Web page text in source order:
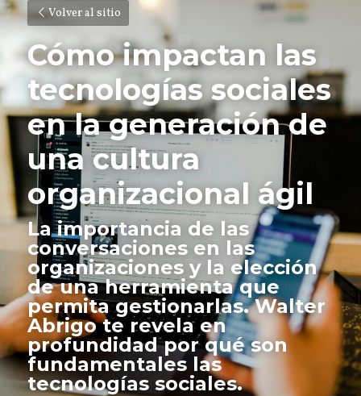
Volver al sitio
Cómo impactan las
tecnologías sociales
en la generación de
una cultura
organizacional ágil
La importancia de las
conversaciones en las
organizaciones y la elección
de una herramienta que
permita gestionarlas. Walter
Abrigo te revela en
profundidad por qué son
fundamentales las
tecnologías sociales.